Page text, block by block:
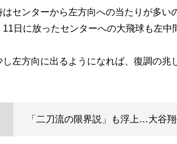
センターから左方向への当たりが多い
11日に放ったセンターへの大飛球も左中
左方向に出るようになれば、復調の兆
「二刀流の限界説」も浮上…大谷